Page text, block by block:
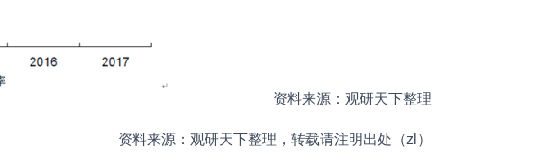
资料来源：观研天下整理
资料来源：观研天下整理，转载请注明出处（zl）